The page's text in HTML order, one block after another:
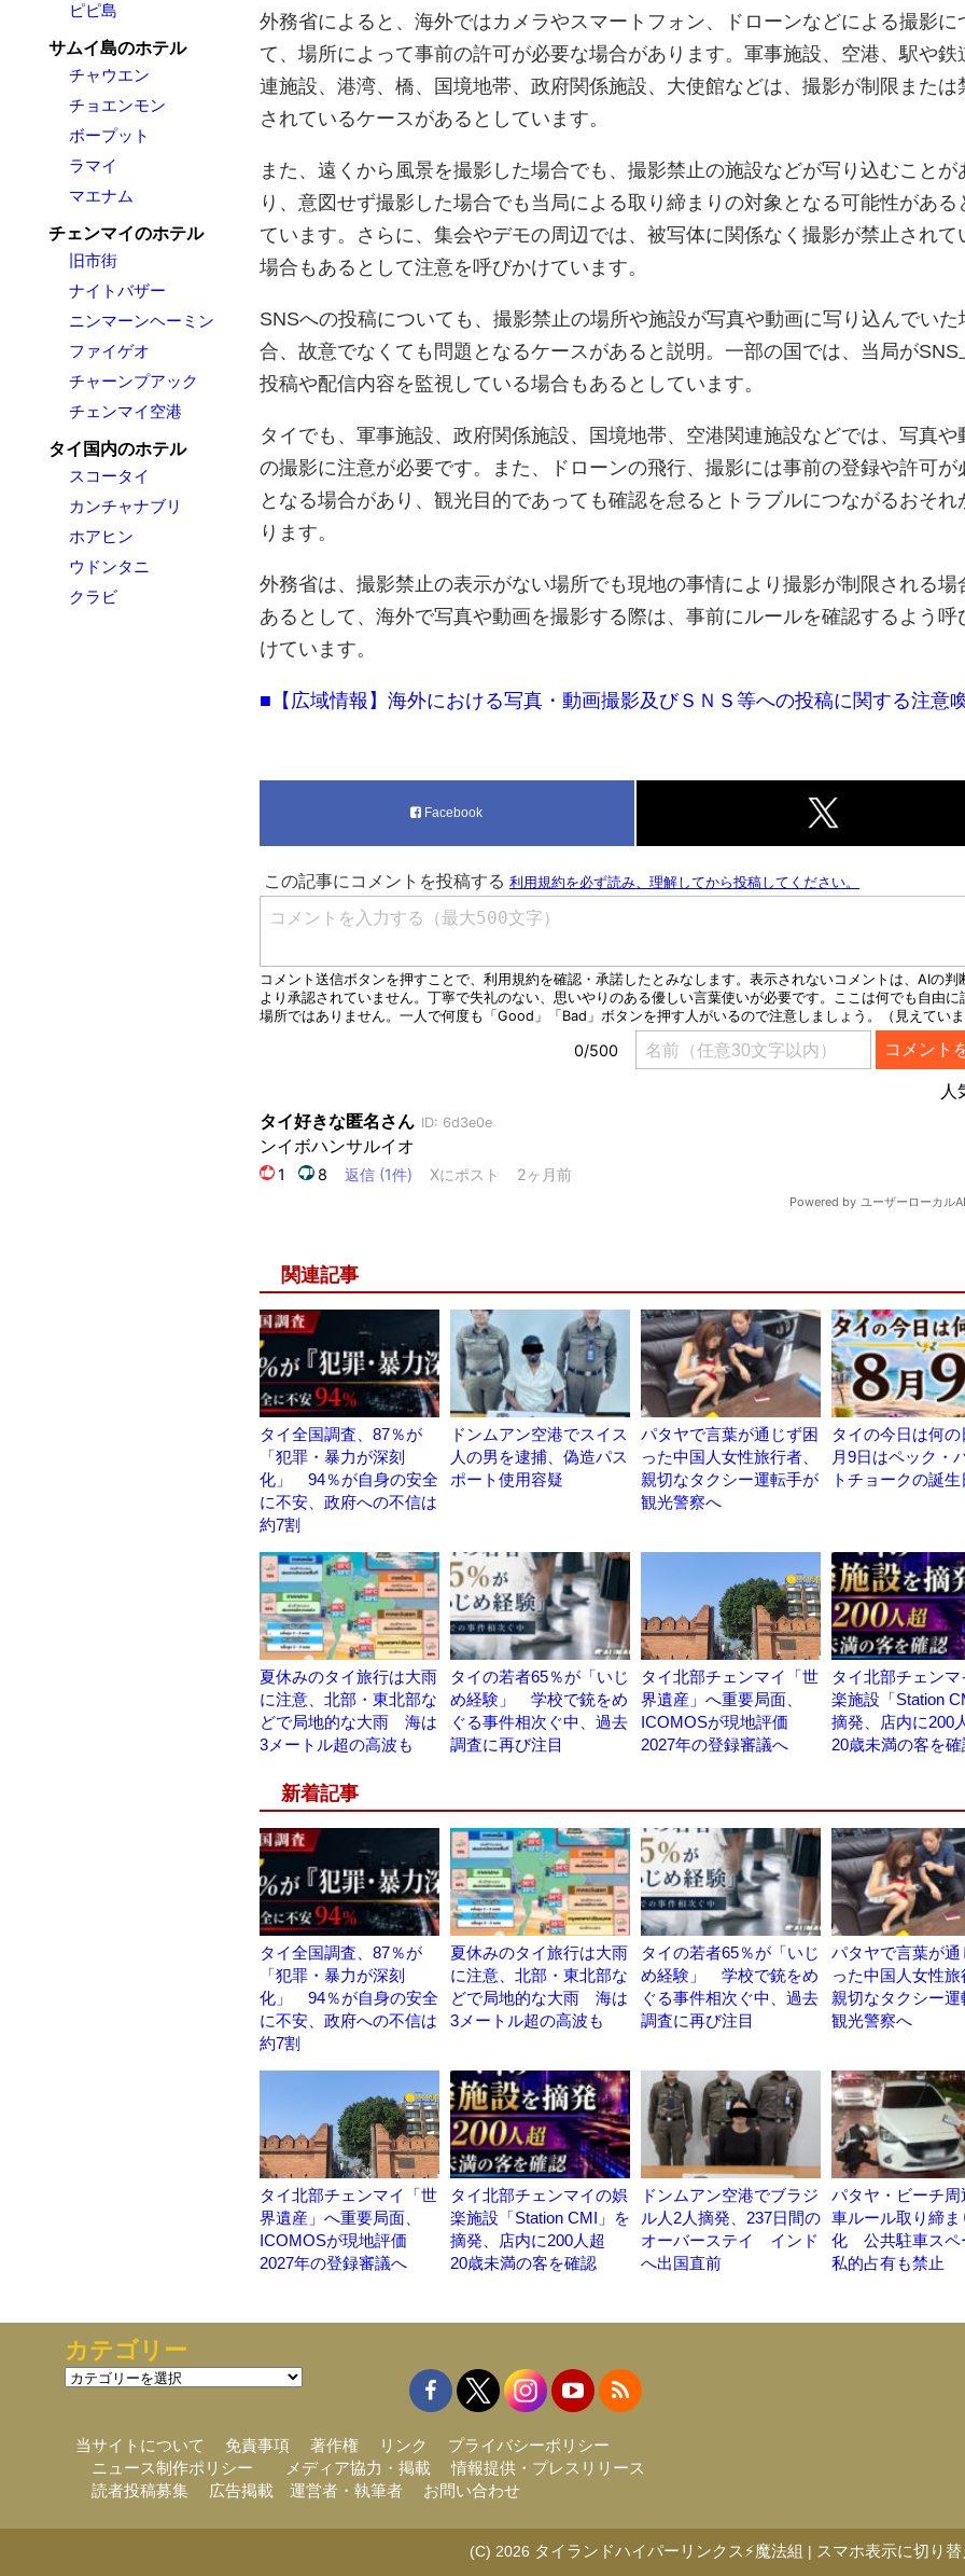
ピピ島
サムイ島のホテル
チャウエン
チョエンモン
ボープット
ラマイ
マエナム
チェンマイのホテル
旧市街
ナイトバザー
ニンマーンヘーミン
ファイゲオ
チャーンプアック
チェンマイ空港
タイ国内のホテル
スコータイ
カンチャナブリ
ホアヒン
ウドンタニ
クラビ
外務省によると、海外ではカメラやスマートフォン、ドローンなどによる撮影に
て、場所によって事前の許可が必要な場合があります。軍事施設、空港、駅や鉄
連施設、港湾、橋、国境地帯、政府関係施設、大使館などは、撮影が制限または
されているケースがあるとしています。
また、遠くから風景を撮影した場合でも、撮影禁止の施設などが写り込むことが
り、意図せず撮影した場合でも当局による取り締まりの対象となる可能性がある
ています。さらに、集会やデモの周辺では、被写体に関係なく撮影が禁止されて
場合もあるとして注意を呼びかけています。
SNSへの投稿についても、撮影禁止の場所や施設が写真や動画に写り込んでいた
合、故意でなくても問題となるケースがあると説明。一部の国では、当局がSNS
投稿や配信内容を監視している場合もあるとしています。
タイでも、軍事施設、政府関係施設、国境地帯、空港関連施設などでは、写真や
の撮影に注意が必要です。また、ドローンの飛行、撮影には事前の登録や許可が
となる場合があり、観光目的であっても確認を怠るとトラブルにつながるおそれ
ります。
外務省は、撮影禁止の表示がない場所でも現地の事情により撮影が制限される場
あるとして、海外で写真や動画を撮影する際は、事前にルールを確認するよう呼
けています。
■【広域情報】海外における写真・動画撮影及びＳＮＳ等への投稿に関する注意
Facebook
関連記事
タイ全国調査、87％が
「犯罪・暴力が深刻
化」 94％が自身の安全
に不安、政府への不信は
約7割
ドンムアン空港でスイス
人の男を逮捕、偽造パス
ポート使用容疑
パタヤで言葉が通じず困
った中国人女性旅行者、
親切なタクシー運転手が
観光警察へ
タイの今日は何の
月9日はペック・
トチョークの誕生
夏休みのタイ旅行は大雨
に注意、北部・東北部な
どで局地的な大雨 海は
3メートル超の高波も
タイの若者65％が「いじ
め経験」 学校で銃をめ
ぐる事件相次ぐ中、過去
調査に再び注目
タイ北部チェンマイ「世
界遺産」へ重要局面、
ICOMOSが現地評価
2027年の登録審議へ
タイ北部チェン
楽施設「Station
摘発、店内に
20歳未満の客を確
新着記事
タイ全国調査、87％が
「犯罪・暴力が深刻
化」 94％が自身の安全
に不安、政府への不信は
約7割
夏休みのタイ旅行は大雨
に注意、北部・東北部な
どで局地的な大雨 海は
3メートル超の高波も
タイの若者65％が「いじ
め経験」 学校で銃をめ
ぐる事件相次ぐ中、過去
調査に再び注目
パタヤで言葉が通
った中国人女性
親切なタクシー運
観光警察へ
タイ北部チェンマイ「世
界遺産」へ重要局面、
ICOMOSが現地評価
2027年の登録審議へ
タイ北部チェンマイの娯
楽施設「Station CMI」を
摘発、店内に200人超
20歳未満の客を確認
ドンムアン空港でブラジ
ル人2人摘発、237日間の
オーバーステイ インド
へ出国直前
パタヤ・ビーチ周
車ルール取り締ま
化 公共駐車スペ
私的占有も禁止
カテゴリー
カ
リ当サイトについて 免責事項 著作権 リンク
プライバシーポリシー
ニュース制作ポリシー
メディア協力・掲載
情報提供・プレスリリース
読者投稿募集
広告掲載 運営者・執筆者 お問い合わせ
(C) 2026 タイランドハイパーリンクス⚡魔法組 スマホ表示に切り替